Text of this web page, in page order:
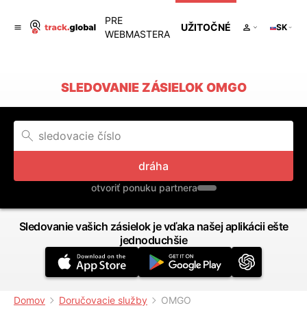
PRE
WEBMASTERA
UŽITOČNÉ SK
SLEDOVANIE ZÁSIELOK OMGO
dráha
otvoriť ponuku partnera
Sledovanie vašich zásielok je vďaka našej aplikácii ešte
jednoduchšie
Domov Doručovacie služby OMGO